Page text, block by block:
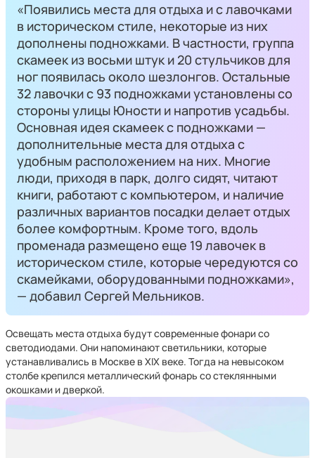
«Появились места для отдыха и с лавочками
в историческом стиле, некоторые из них
дополнены подножками. В частности, группа
скамеек из восьми штук и 20 стульчиков для
ног появилась около шезлонгов. Остальные
32 лавочки с 93 подножками установлены со
стороны улицы Юности и напротив усадьбы.
Основная идея скамеек с подножками —
дополнительные места для отдыха с
удобным расположением на них. Многие
люди, приходя в парк, долго сидят, читают
книги, работают с компьютером, и наличие
различных вариантов посадки делает отдых
более комфортным. Кроме того, вдоль
променада размещено еще 19 лавочек в
историческом стиле, которые чередуются со
скамейками, оборудованными подножками»,
— добавил Сергей Мельников.
Освещать места отдыха будут современные фонари со
светодиодами. Они напоминают светильники, которые
устанавливались в Москве в XIX веке. Тогда на невысоком
столбе крепился металлический фонарь со стеклянными
окошками и дверкой.